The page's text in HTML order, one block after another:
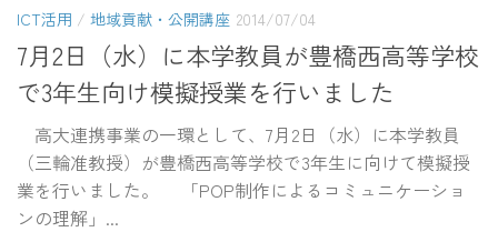
ICT活用 / 地域貢献・公開講座 2014/07/04
7月2日（水）に本学教員が豊橋西高等学校
で3年生向け模擬授業を行いました
高大連携事業の一環として、7月2日（水）に本学教員
（三輪准教授）が豊橋西高等学校で3年生に向けて模擬授
業を行いました。 「POP制作によるコミュニケーショ
ンの理解」...